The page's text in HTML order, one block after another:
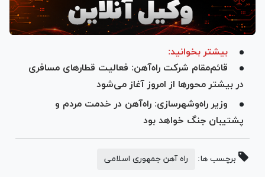
بیشتر بخوانید:
قائم‌مقام شرکت راه‌آهن: فعالیت قطار‌های مسافری
در بیشتر محور‌ها از امروز آغاز می‌شود
وزیر راه‌وشهرسازی: راه‌آهن در خدمت مردم و
پشتیبان جنگ خواهد بود
برچسب ها: راه آهن جمهوری اسلامی